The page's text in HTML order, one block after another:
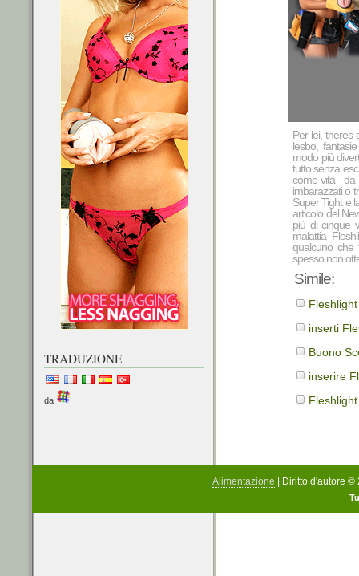
Per lei, theres
lesbo,
modo più
tutto senza
come-vita
imbarazzati o
Super Tight e
articolo del
più di cinque
malattia
qualcuno che
spesso non
Simile:
inserti
Buono
inserire
TRADUZIONE
da
Alimentazione | Diritto d'autore